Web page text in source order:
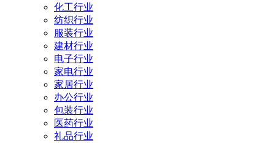
化工行业
纺织行业
服装行业
建材行业
电子行业
家电行业
家居行业
办公行业
包装行业
医药行业
礼品行业